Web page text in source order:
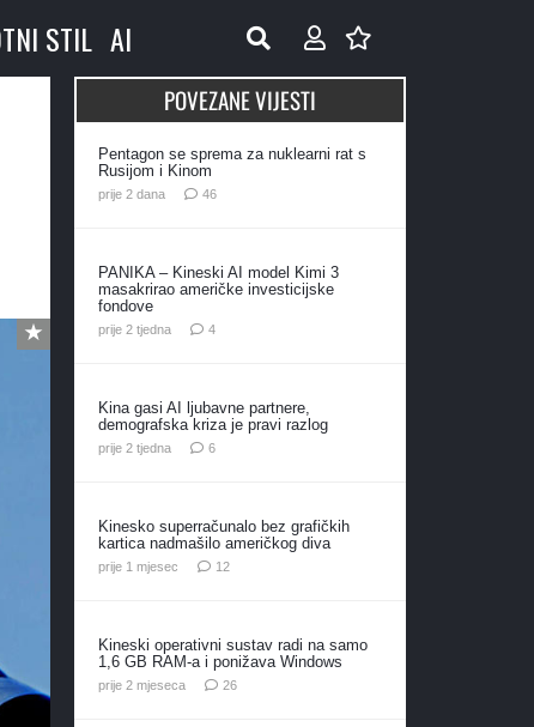
STIL AI
POVEZANE VIJESTI
Pentagon se sprema za nuklearni rat s
Rusijom i Kinom
prije 2 dana 46komentara
PANIKA – Kineski AI model Kimi 3
masakrirao američke investicijske
fondove
prije 2 tjedna 4komentara
Kina gasi AI ljubavne partnere,
demografska kriza je pravi razlog
prije 2 tjedna 6komentara
Kinesko superračunalo bez grafičkih
kartica nadmašilo američkog diva
prije 1 mjesec 12komentara
Kineski operativni sustav radi na samo
1,6 GB RAM-a i ponižava Windows
prije 2 mjeseca 26komentara